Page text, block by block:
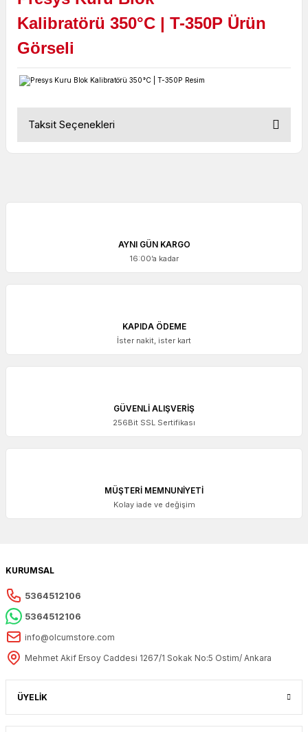
Kalibratörü 350°C | T-350P Ürün
Görseli
Taksit Seçenekleri
AYNI GÜN KARGO
16:00’a kadar
KAPIDA ÖDEME
İster nakit, ister kart
GÜVENLİ ALIŞVERİŞ
256Bit SSL Sertifikası
MÜŞTERİ MEMNUNİYETİ
Kolay iade ve değişim
KURUMSAL
5364512106
5364512106
info@olcumstore.com
Mehmet Akif Ersoy Caddesi 1267/1 Sokak No:5 Ostim/ Ankara
ÜYELİK